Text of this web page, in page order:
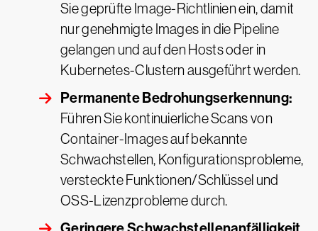
Sie geprüfte Image-Richtlinien ein, damit
nur genehmigte Images in die Pipeline
gelangen und auf den Hosts oder in
Kubernetes-Clustern ausgeführt werden.
Permanente Bedrohungserkennung:
Führen Sie kontinuierliche Scans von
Container-Images auf bekannte
Schwachstellen, Konfigurationsprobleme,
versteckte Funktionen/Schlüssel und
OSS-Lizenzprobleme durch.